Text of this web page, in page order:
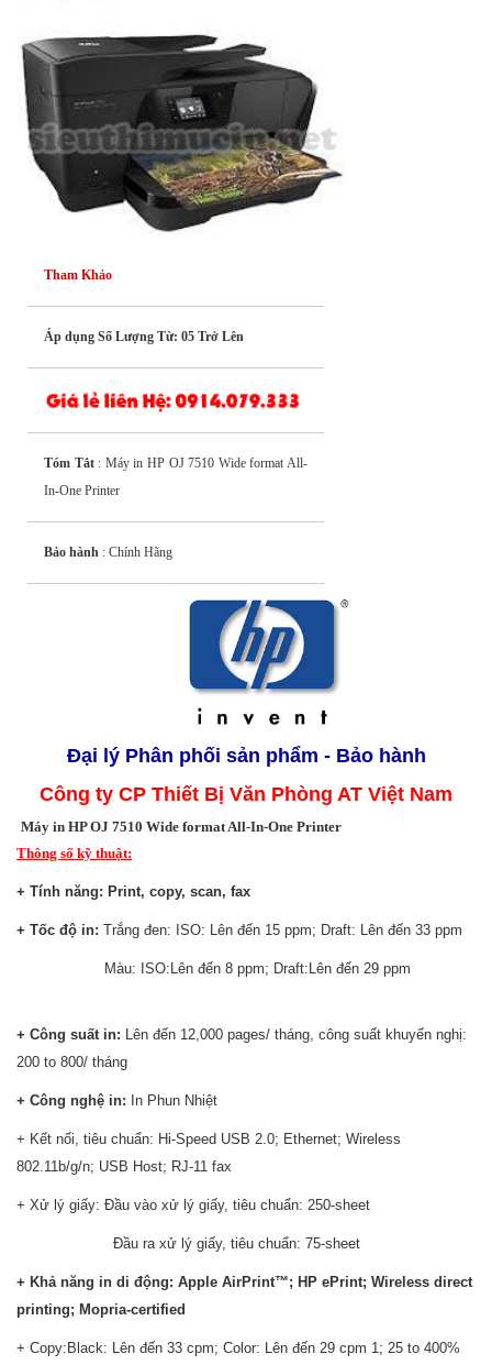
Tham Khảo
Áp dụng Số Lượng Từ: 05 Trở Lên
Tóm Tắt: Máy in HP OJ 7510 Wide format All-
In-One Printer
Bảo hành : Chính Hãng
Đại lý Phân phối sản phẩm - Bảo hành
Công ty CP Thiết Bị Văn Phòng AT Việt Nam
Máy in HP OJ 7510 Wide format All-In-One Printer
Thông số kỹ thuật:
+ Tính năng: Print, copy, scan, fax
+ Tốc độ in: Trắng đen: ISO: Lên đến 15 ppm; Draft: Lên đến 33 ppm
Màu: ISO:Lên đến 8 ppm; Draft:Lên đến 29 ppm
+ Công suất in:
Lên đến 12,000 pages/ tháng, công suất khuyến nghị:
200 to 800/ tháng
+ Công nghệ in: In Phun Nhiệt
+ Kết nối, tiêu chuẩn: Hi-Speed USB 2.0; Ethernet; Wireless
802.11b/g/n; USB Host; RJ-11 fax
+ Xử lý giấy: Đầu vào xử lý giấy, tiêu chuẩn: 250-sheet
Đầu ra xử lý giấy, tiêu chuẩn: 75-sheet
+ Khả năng in di động: Apple AirPrint™; HP ePrint; Wireless direct
printing; Mopria-certified
+ Copy:Black: Lên đến 33 cpm; Color: Lên đến 29 cpm 1; 25 to 400%